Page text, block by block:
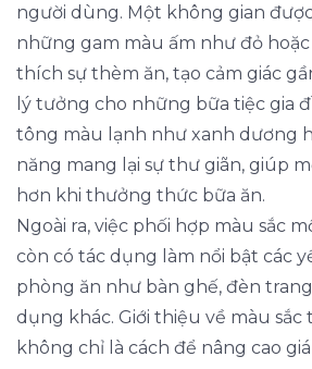
người dùng. Một không gian
những gam màu ấm như đỏ
thích sự thèm ăn, tạo cảm giác
lý tưởng cho những bữa tiệc gia
tông màu lạnh như xanh dương
năng mang lại sự thư giãn, giúp
hơn khi thưởng thức bữa ăn.
Ngoài ra, việc phối hợp màu sắc
còn có tác dụng làm nổi bật các
phòng ăn như bàn ghế, đèn
dụng khác. Giới thiệu về màu
không chỉ là cách để nâng cao